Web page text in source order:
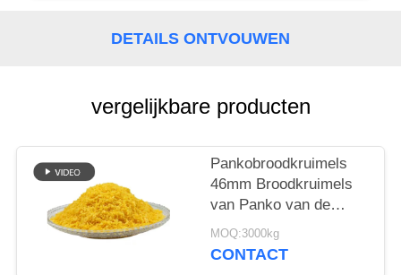
OFFERTE
SITEMAP
PRIVACYBELEID
DETAILS ONTVOUWEN
vergelijkbare producten
Pankobroodkruimels
46mm Broodkruimels
van Panko van de
Naaldvorm Gele
MOQ:3000kg
CONTACT